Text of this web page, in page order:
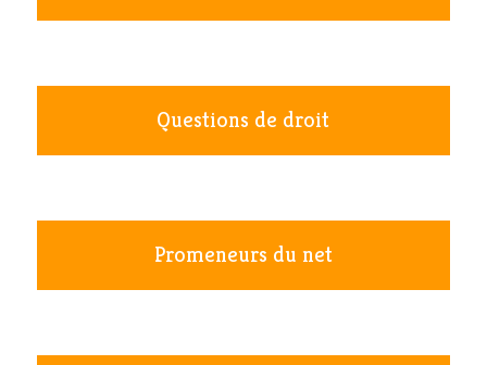
Questions de droit
Promeneurs du net